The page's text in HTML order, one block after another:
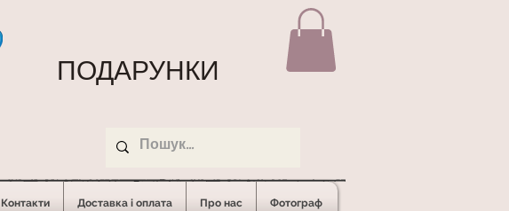
ПОДАРУНКИ
Контакти Доставка і оплата Про нас Фотограф